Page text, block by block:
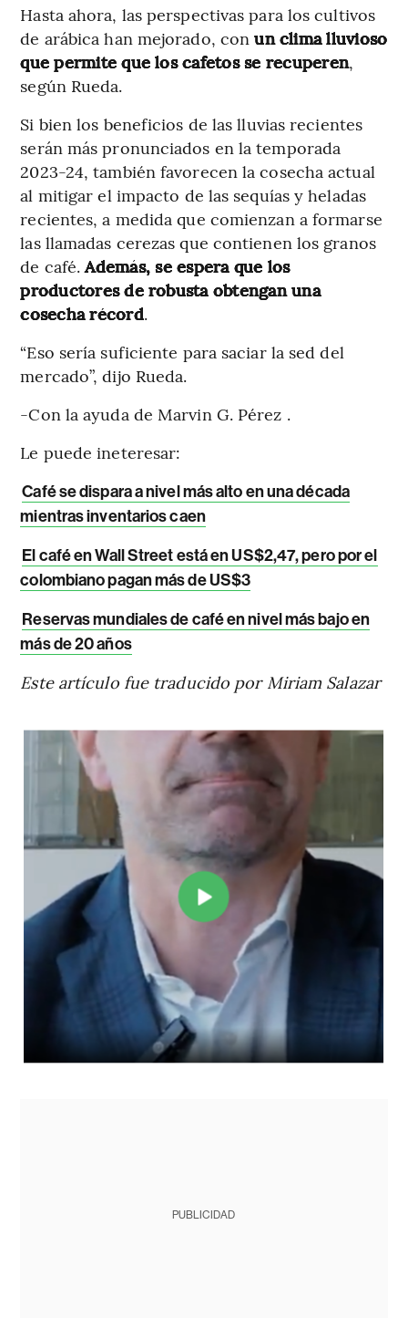
Hasta ahora, las perspectivas para los cultivos
de arábica han mejorado, conun clima lluvioso
que permite que los cafetos se recuperen,
según Rueda.
Si bien los beneficios de las lluvias recientes
serán más pronunciados en la temporada
2023-24, también favorecen la cosecha actual
al mitigar el impacto de las sequías y heladas
recientes, a medida que comienzan a formarse
las llamadas cerezas que contienen los granos
de café.Además, se espera que los
productores de robusta obtengan una
cosecha récord.
“Eso sería suficiente para saciar la sed del
mercado”, dijo Rueda.
-Con la ayuda de Marvin G. Pérez .
Le puede ineteresar:
Café se dispara a nivel más alto en una década
mientras inventarios caen
El café en Wall Street está en US$2,47, pero por el
colombiano pagan más de US$3
Reservas mundiales de café en nivel más bajo en
más de 20 años
Este artículo fue traducido por Miriam Salazar
PUBLICIDAD